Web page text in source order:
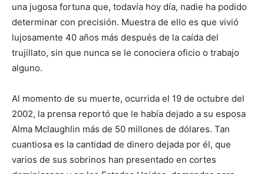
una jugosa fortuna que, todavía hoy día, nadie ha podido
determinar con precisión. Muestra de ello es que vivió
lujosamente 40 años más después de la caída del
trujillato, sin que nunca se le conociera oficio o trabajo
alguno.
Al momento de su muerte, ocurrida el 19 de octubre del
2002, la prensa reportó que le había dejado a su esposa
Alma Mclaughlin más de 50 millones de dólares. Tan
cuantiosa es la cantidad de dinero dejada por él, que
varios de sus sobrinos han presentado en cortes